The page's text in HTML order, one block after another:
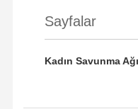
Sayfalar
Kadın Savunma